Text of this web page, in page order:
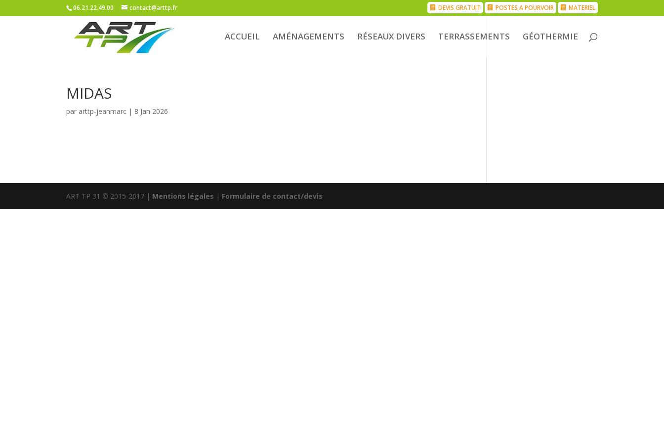
06.21.22.49.00 contact@arttp.fr DEVIS GRATUIT POSTES A POURVOIR MATERIEL
ACCUEIL AMÉNAGEMENTS RÉSEAUX DIVERS TERRASSEMENTS GÉOTHERMIE
MIDAS
par arttp-jeanmarc | 8 Jan 2026
ART TP 31 © 2015-2017 | Mentions légales | Formulaire de contact/devis